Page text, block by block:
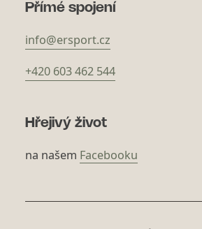
Přímé spojení
info@ersport.cz
+420 603 462 544
Hřejivý život
na našem Facebooku